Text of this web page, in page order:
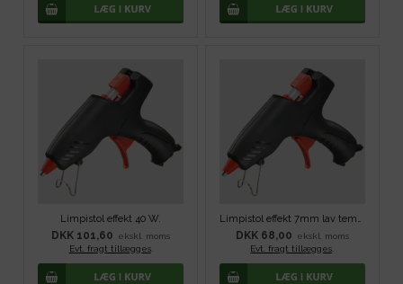
Limpistol effekt 40 W.
DKK 101,60
ekskl. moms
Evt. fragt tillægges.
Limpistol effekt 7mm lav temp - 20W
DKK 68,00
ekskl. moms
Evt. fragt tillægges